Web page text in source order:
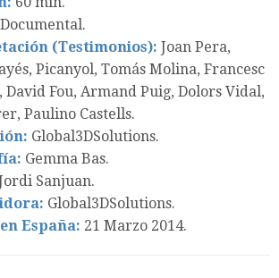
Documental.
(Testimonios): Joan Pera,
Picanyol, Tomás Molina, Francesc
Fou, Armand Puig, Dolors Vidal,
Paulino Castells.
Global3DSolutions.
Gemma Bas.
Sanjuan.
Global3DSolutions.
España: 21 Marzo 2014.